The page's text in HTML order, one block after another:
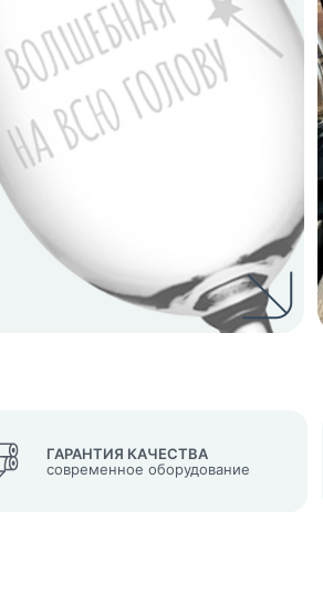
ГАРАНТИЯ КАЧЕСТВА
современное оборудование
обработку персональных данных и согласие